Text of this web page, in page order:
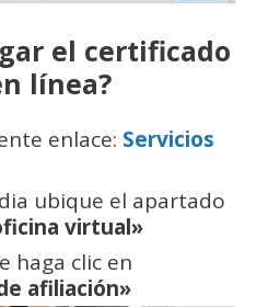
el certificado
línea?
enlace: Servicios
ubique el apartado
virtual»
haga clic en
afiliación»